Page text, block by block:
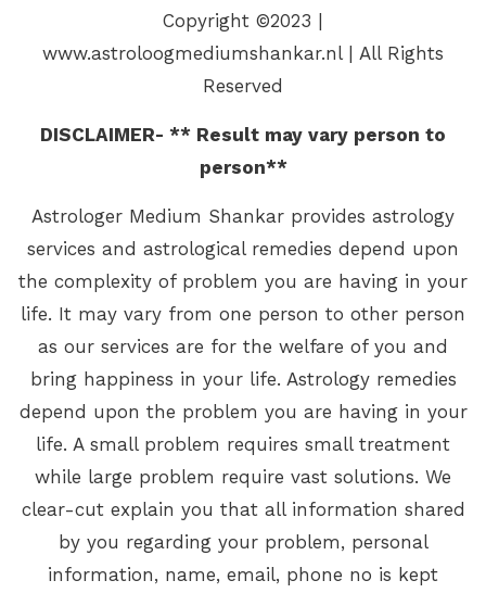
Copyright ©2023 |
www.astroloogmediumshankar.nl | All Rights
Reserved
DISCLAIMER- ** Result may vary person to
person**
Astrologer Medium Shankar provides astrology
services and astrological remedies depend upon
the complexity of problem you are having in your
life. It may vary from one person to other person
as our services are for the welfare of you and
bring happiness in your life. Astrology remedies
depend upon the problem you are having in your
life. A small problem requires small treatment
while large problem require vast solutions. We
clear-cut explain you that all information shared
by you regarding your problem, personal
information, name, email, phone no is kept